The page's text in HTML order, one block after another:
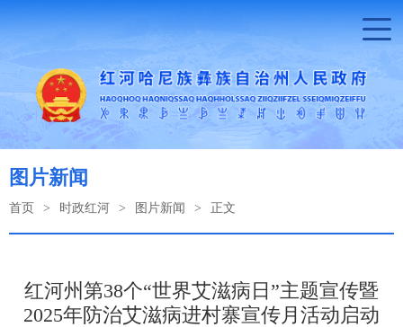
图片新闻
首页 > 时政红河 > 图片新闻 > 正文
红河州第38个“世界艾滋病日”主题宣传暨
2025年防治艾滋病进村寨宣传月活动启动